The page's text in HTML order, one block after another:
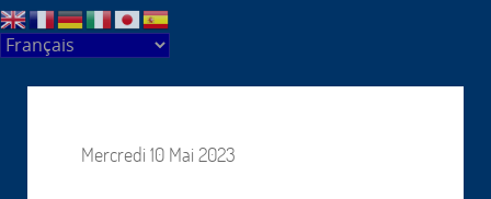
Mercredi 10 Mai 2023